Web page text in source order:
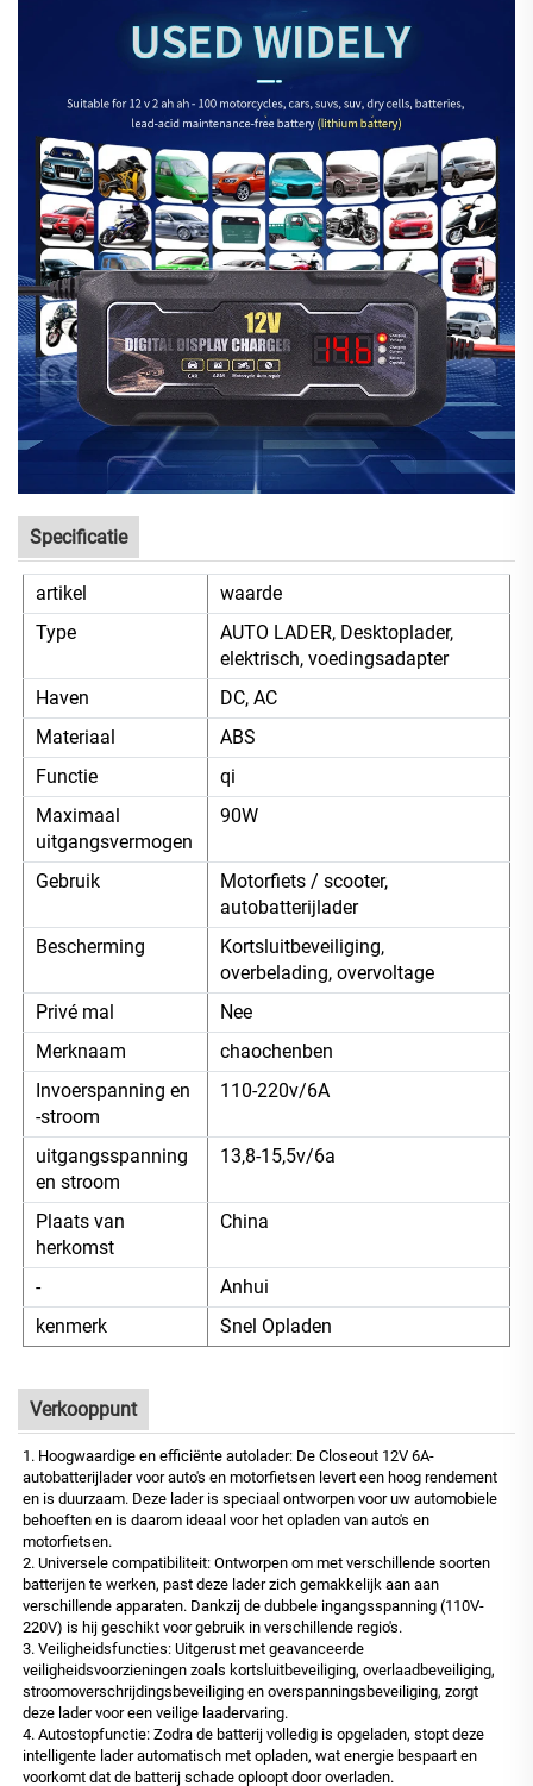
Specificatie
artikel
waarde
Type
AUTO LADER, Desktoplader,
elektrisch, voedingsadapter
Haven
DC, AC
Materiaal
ABS
Functie
qi
Maximaal
uitgangsvermogen
90W
Gebruik
Motorfiets / scooter,
autobatterijlader
Bescherming
Kortsluitbeveiliging,
overbelading, overvoltage
Privé mal
Nee
Merknaam
chaochenben
Invoerspanning en
-stroom
110-220v/6A
uitgangsspanning
en stroom
13,8-15,5v/6a
Plaats van
herkomst
China
-
Anhui
kenmerk
Snel Opladen
Verkooppunt
1. Hoogwaardige en efficiënte autolader: De Closeout 12V 6A-
autobatterijlader voor auto's en motorfietsen levert een hoog rendement
en is duurzaam. Deze lader is speciaal ontworpen voor uw automobiele
behoeften en is daarom ideaal voor het opladen van auto's en
motorfietsen.
2. Universele compatibiliteit: Ontworpen om met verschillende soorten
batterijen te werken, past deze lader zich gemakkelijk aan aan
verschillende apparaten. Dankzij de dubbele ingangsspanning (110V-
220V) is hij geschikt voor gebruik in verschillende regio's.
3. Veiligheidsfuncties: Uitgerust met geavanceerde
veiligheidsvoorzieningen zoals kortsluitbeveiliging, overlaadbeveiliging,
stroomoverschrijdingsbeveiliging en overspanningsbeveiliging, zorgt
deze lader voor een veilige laadervaring.
4. Autostopfunctie: Zodra de batterij volledig is opgeladen, stopt deze
intelligente lader automatisch met opladen, wat energie bespaart en
voorkomt dat de batterij schade oploopt door overladen.